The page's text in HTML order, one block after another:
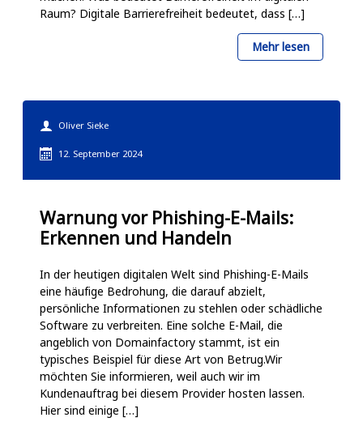
Raum? Digitale Barrierefreiheit bedeutet, dass […]
Mehr lesenüber
–
Oliver Sieke
12. September 2024
Warnung vor Phishing-E-Mails:
Erkennen und Handeln
In der heutigen digitalen Welt sind Phishing-E-Mails
eine häufige Bedrohung, die darauf abzielt,
persönliche Informationen zu stehlen oder schädliche
Software zu verbreiten. Eine solche E-Mail, die
angeblich von Domainfactory stammt, ist ein
typisches Beispiel für diese Art von Betrug.Wir
möchten Sie informieren, weil auch wir im
Kundenauftrag bei diesem Provider hosten lassen.
Hier sind einige […]